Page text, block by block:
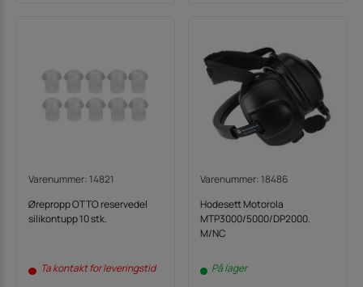
Varenummer: 14821
Ørepropp OTTO reservedel
silikontupp 10 stk.
Ta kontakt for leveringstid
Varenummer: 18486
Hodesett Motorola
MTP3000/5000/DP2000.
M/NC
På lager